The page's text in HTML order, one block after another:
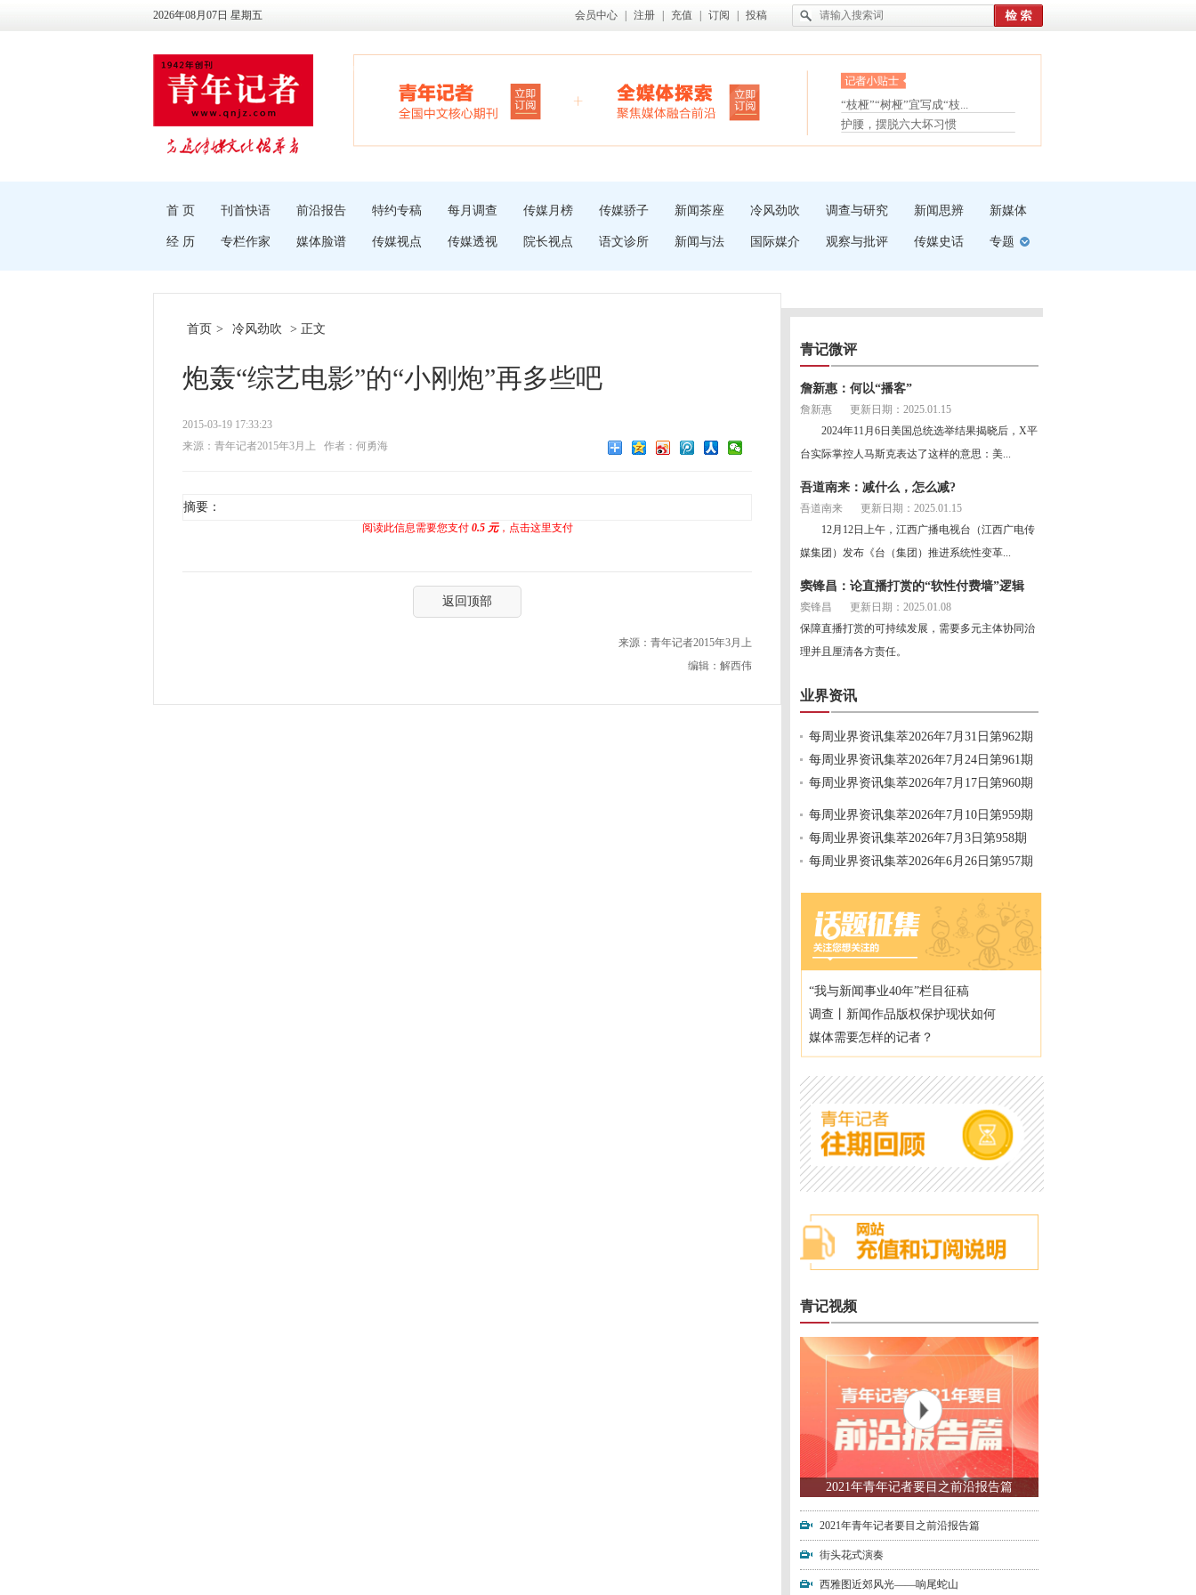
2026年08月07日 星期五 会员中心 注册 充值 订阅 投稿
眼白变红或是结膜下出血
“枝桠”“树桠”宜写成“枝...
夏天缓解疲劳有三招
护腰，摆脱六大坏习惯
受伤了冰敷还是热敷
首 页 刊首快语 前沿报告 特约专稿 每月调查 传媒月榜 传媒骄子 新闻茶座 冷风劲吹 调查与研究 新闻思辨 新媒体
经 历 专栏作家 媒体脸谱 传媒视点 传媒透视 院长视点 语文诊所 新闻与法 国际媒介 观察与批评 传媒史话 专题
首页 > 冷风劲吹 > 正文
炮轰“综艺电影”的“小刚炮”再多些吧
2015-03-19 17:33:23
来源：青年记者2015年3月上
作者：何勇海
摘要：
阅读此信息需要您支付 0.5 元，点击这里支付
返回顶部
来源：青年记者2015年3月上
编辑：解西伟
青记微评
詹新惠：何以“播客”
詹新惠
更新日期：2025.01.15
2024年11月6日美国总统选举结果揭晓后，X平
台实际掌控人马斯克表达了这样的意思：美...
吾道南来：减什么，怎么减?
吾道南来
更新日期：2025.01.15
12月12日上午，江西广播电视台（江西广电传
媒集团）发布《台（集团）推进系统性变革...
窦锋昌：论直播打赏的“软性付费墙”逻辑
窦锋昌
更新日期：2025.01.08
保障直播打赏的可持续发展，需要多元主体协同治
理并且厘清各方责任。
业界资讯
每周业界资讯集萃2026年7月31日第962期
每周业界资讯集萃2026年7月24日第961期
每周业界资讯集萃2026年7月17日第960期
每周业界资讯集萃2026年7月10日第959期
每周业界资讯集萃2026年7月3日第958期
每周业界资讯集萃2026年6月26日第957期
“我与新闻事业40年”栏目征稿
调查丨新闻作品版权保护现状如何
媒体需要怎样的记者？
青记视频
2021年青年记者要目之前沿报告篇
2021年青年记者要目之前沿报告篇
街头花式演奏
西雅图近郊风光——响尾蛇山